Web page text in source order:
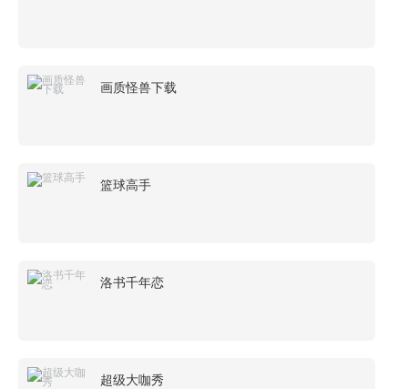
画质怪兽下载
篮球高手
洛书千年恋
超级大咖秀